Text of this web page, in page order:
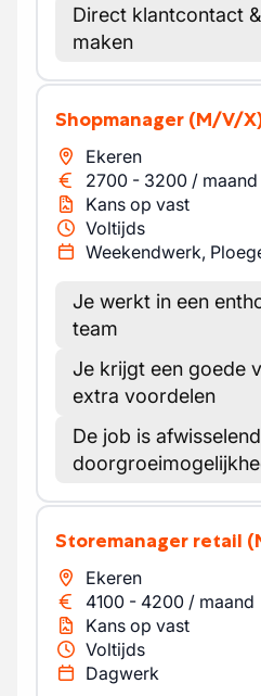
Direct klantcontact
maken
Shopmanager (M/V/
Ekeren
2700 - 3200 / maand
Kans op vast
Voltijds
Weekendwerk,
Je werkt in een
team
Je krijgt een goede
extra voordelen
De job is
Storemanager retail
Ekeren
4100 - 4200 / maand
Kans op vast
Voltijds
Dagwerk